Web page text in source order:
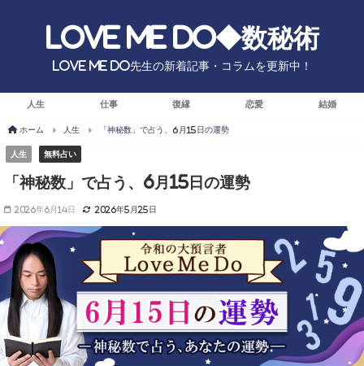
Love Me Do◆数秘術
Love Me Do先生の新着記事・コラムを更新中！
人生 仕事 復縁 恋愛 結婚
ホーム 人生 「神秘数」で占う、6月15日の運勢
人生 無料占い
「神秘数」で占う、6月15日の運勢
2026年6月14日 2026年5月25日